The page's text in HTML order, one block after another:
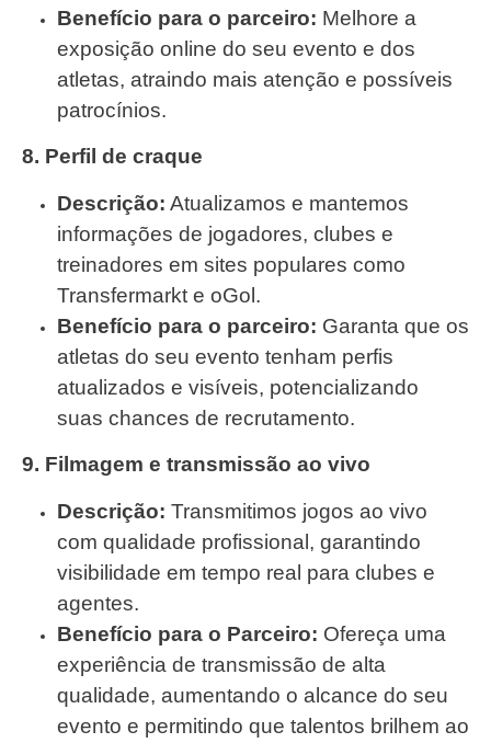
Benefício para o parceiro: Melhore a
exposição online do seu evento e dos
atletas, atraindo mais atenção e possíveis
patrocínios.
8. Perfil de craque
Descrição: Atualizamos e mantemos
informações de jogadores, clubes e
treinadores em sites populares como
Transfermarkt e oGol.
Benefício para o parceiro: Garanta que os
atletas do seu evento tenham perfis
atualizados e visíveis, potencializando
suas chances de recrutamento.
9. Filmagem e transmissão ao vivo
Descrição: Transmitimos jogos ao vivo
com qualidade profissional, garantindo
visibilidade em tempo real para clubes e
agentes.
Benefício para o Parceiro: Ofereça uma
experiência de transmissão de alta
qualidade, aumentando o alcance do seu
evento e permitindo que talentos brilhem ao